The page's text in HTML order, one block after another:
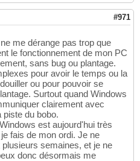
#971
me dérange pas trop que
le fonctionnement de mon PC
sans bug ou plantage.
pour avoir le temps ou la
ou pour pouvoir se
Surtout quand Windows
clairement avec
piste du bobo.
est aujourd'hui très
fais de mon ordi. Je ne
semaines, et je ne
donc désormais me